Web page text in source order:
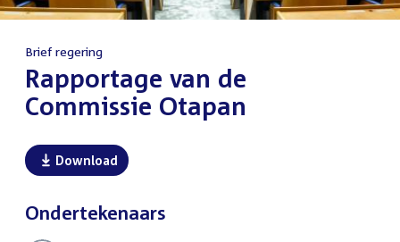
Brief regering
:Rapportage van de
Commissie Otapan
Download
Ondertekenaars